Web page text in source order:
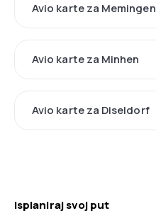
Avio karte za Memingen
Avio karte za Minhen
Avio karte za Diseldorf
Isplaniraj svoj put